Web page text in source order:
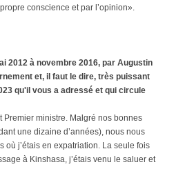
conscience et par l’opinion».
2012 à novembre 2016, par Augustin
et, il faut le dire, très puissant
qu'il vous a adressé et qui circule
ministre. Malgré nos bonnes
une dizaine d’années), nous nous
j’étais en expatriation. La seule fois
à Kinshasa, j’étais venu le saluer et